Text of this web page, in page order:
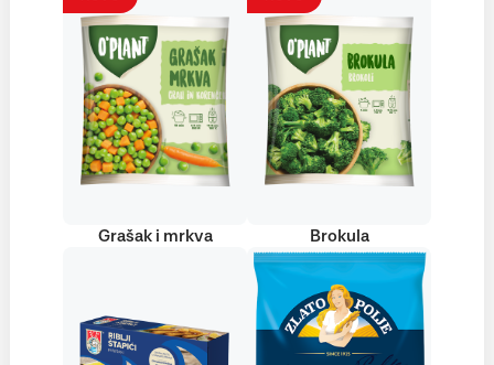
Grašak i mrkva Brokula